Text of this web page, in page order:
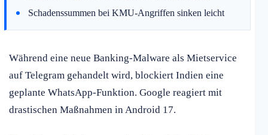
Schadenssummen bei KMU-Angriffen sinken leicht
Während eine neue Banking-Malware als Mietservice
auf Telegram gehandelt wird, blockiert Indien eine
geplante WhatsApp-Funktion. Google reagiert mit
drastischen Maßnahmen in Android 17.